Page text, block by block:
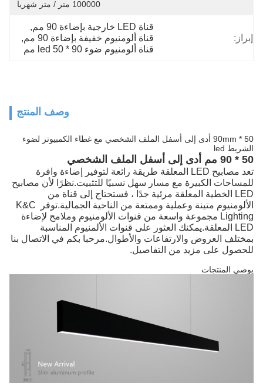
100000 متر / متر شهريا
إبراز:
قناة LED خارجية بإضاءة 90 مم
,
قناة ألومنيوم خفيفة بإضاءة 90 مم
,
قناة ألومنيوم ضوء led 50 * 90 مم
وصف المنتج
50 * 90mm أدى إلى أسفل الملف الشخصي مع غطاء الكمبيوتر لضوء
الشريط led
50 * 90 مم أدى إلى أسفل الملف الشخصي
تعد مصابيح LED المعلقة طريقة رائعة لتوفير إضاءة وافرة
للمساحات الكبيرة مع مسار سهل نسبيًا للتثبيت.نظرًا لأن مصابيح
LED الخطية المعلقة مرئية جدًا ، فستحتاج إلى قناة من
الألومنيوم متينة وعملية وممتعة من الناحية الجمالية.توفر K&C
Lighting مجموعة واسعة من قنوات الألومنيوم وملامح لإضاءة
LED المعلقة.يمكنك العثور على قنوات الألمنيوم المناسبة
بمختلف العروض والارتفاعات والأطوال.مرحبا بكم في الاتصال بنا
للحصول على مزيد من التفاصيل.
يوصي المنتجات